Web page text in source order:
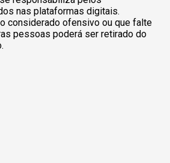
nas plataformas digitais.
considerado ofensivo ou que falte
pessoas poderá ser retirado do